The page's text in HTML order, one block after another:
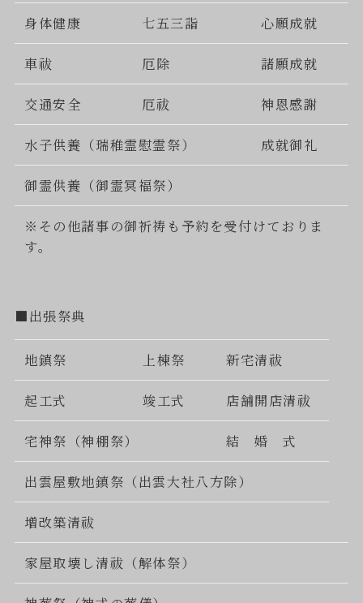
身体健康 七五三詣 心願成就
車祓 厄除 諸願成就
交通安全 厄祓 神恩感謝
水子供養（瑞稚霊慰霊祭） 成就御礼
御霊供養（御霊冥福祭）
※その他諸事の御祈祷も予約を受付けておりま
す。
■出張祭典
地鎮祭 上棟祭 新宅清祓
起工式 竣工式 店舗開店清祓
宅神祭（神棚祭） 結 婚 式
出雲屋敷地鎮祭（出雲大社八方除）
増改築清祓
家屋取壊し清祓（解体祭）